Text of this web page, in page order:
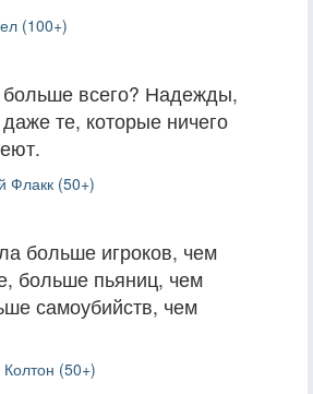
(100+)
всего? Надежды,
те, которые ничего
Флакк (50+)
больше игроков, чем
больше пьяниц, чем
самоубийств, чем
(50+)